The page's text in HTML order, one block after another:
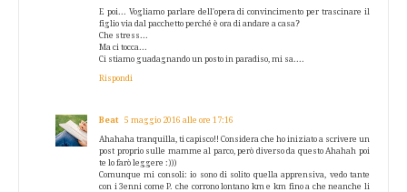
E poi... Vogliamo parlare dell'opera di convincimento per trascinare il
figlio via dal pacchetto perché è ora di andare a casa?
Che stress...
Ma ci tocca...
Ci stiamo guadagnando un posto in paradiso, mi sa....
Rispondi
Beat 5 maggio 2016 alle ore 17:16
Ahahaha tranquilla, ti capisco!! Considera che ho iniziato a scrivere un
post proprio sulle mamme al parco, però diverso da questo Ahahah poi
te lo farò leggere :)))
Comunque mi consoli: io sono di solito quella apprensiva, vedo tante
con i 3enni come P. che corrono lontano km e km fino a che neanche li